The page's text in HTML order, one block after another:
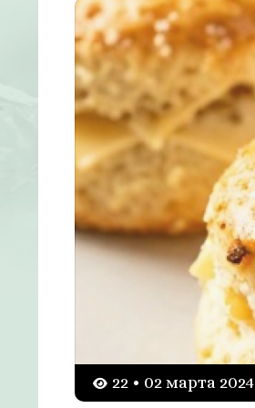
22 • 02 марта 2024